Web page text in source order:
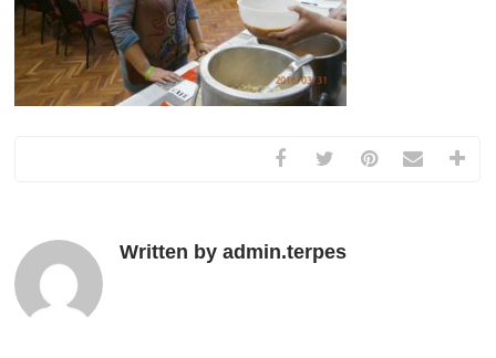
Written by admin.terpes